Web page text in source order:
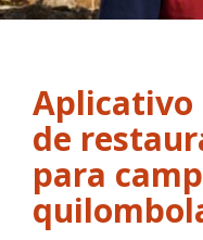
Aplicativo
de
para